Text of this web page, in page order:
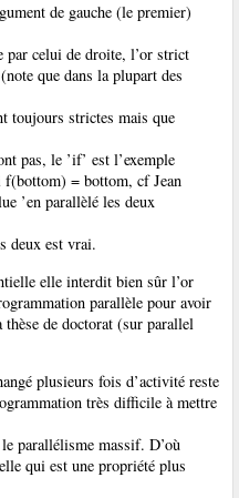
de gauche (le premier)
par celui de droite, l’or strict
que dans la plupart des
toujours strictes mais que
pas, le ’if’ est l’exemple
f(bottom) = bottom, cf Jean
’en parallèlé les deux
deux est vrai.
elle interdit bien sûr l’or
parallèle pour avoir
de doctorat (sur parallel
plusieurs fois d’activité reste
très difficile à mettre
parallélisme massif. D’où
qui est une propriété plus